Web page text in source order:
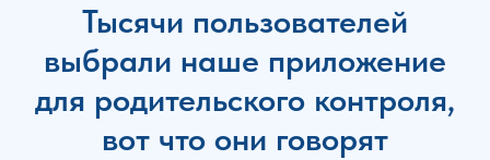
Тысячи пользователей
выбрали наше приложение
для родительского контроля,
вот что они говорят